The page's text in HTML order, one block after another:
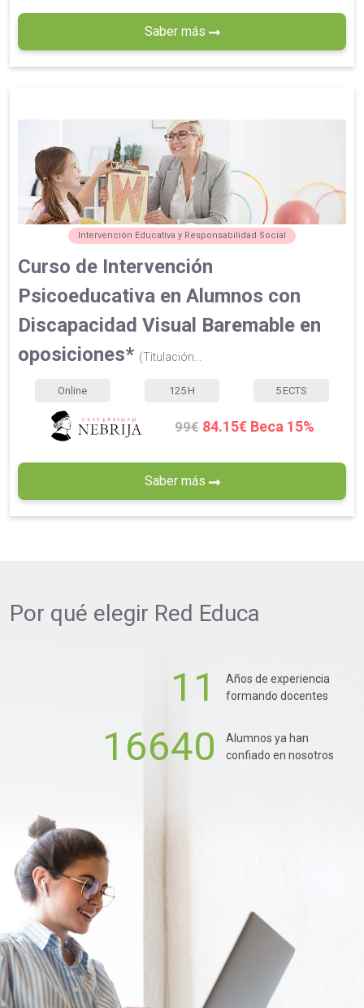
Saber más
Intervención Educativa y Responsabilidad Social
Curso de Intervención
Psicoeducativa en Alumnos con
Discapacidad Visual Baremable en
oposiciones* (Titulación...
Online 125 H 5 ECTS
99€ 84.15€ Beca 15%
Saber más
Por qué elegir Red Educa
11
Años de experiencia
formando docentes
16640
Alumnos ya han
confiado en nosotros